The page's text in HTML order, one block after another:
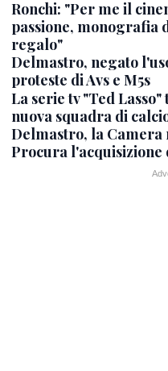
Ronchi: "Per me il
passione, monografia
regalo"
Delmastro, negato
proteste di Avs e M5s
La serie tv "Ted
nuova squadra di
Delmastro, la Camera
Procura l'acquisizione